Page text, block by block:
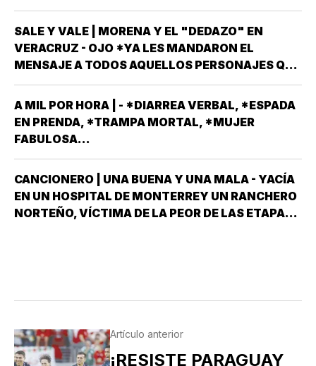
COSAS QUE NO LLEVABAS PLANEADA *ME HAN
OCURRIDO ALGUNAS OCASIONES *AHORA
REMEMORO ESTA PORQUE TENEMOS A UN
MEXICANO EN EL TOP TEN DE…
SALE Y VALE | MORENA Y EL "DEDAZO" EN
VERACRUZ - OJO *YA LES MANDARON EL
MENSAJE A TODOS AQUELLOS PERSONAJES QUE
ASPIRAN A SER CANDIDATOS A DIPUTADOS
LOCALES, EN ALGUNO DE LOS 30 DISTRITOS QUE
HAY EN VERACRUZ POR EL PARTIDO MORENA,
DESPUÉS QUE NO…
A MIL POR HORA | - *DIARREA VERBAL, *ESPADA
EN PRENDA, *TRAMPA MORTAL, *MUJER
FABULOSA...
CANCIONERO | UNA BUENA Y UNA MALA - YACÍA
EN UN HOSPITAL DE MONTERREY UN RANCHERO
NORTEÑO, VÍCTIMA DE LA PEOR DE LAS ETAPAS
Artículo anterior
¡RESISTE PARAGUAY